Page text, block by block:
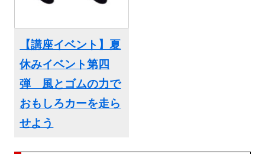
【講座イベント】夏
休みイベント第四
弾 風とゴムの力で
おもしろカーを走ら
せよう